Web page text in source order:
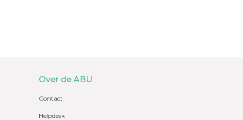
Over de ABU
Contact
Helpdesk